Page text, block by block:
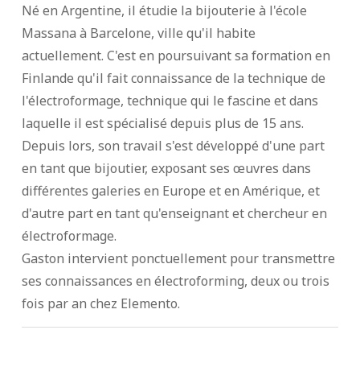
Né en Argentine, il étudie la bijouterie à l'école
Massana à Barcelone, ville qu'il habite
actuellement. C'est en poursuivant sa formation en
Finlande qu'il fait connaissance de la technique de
l'électroformage, technique qui le fascine et dans
laquelle il est spécialisé depuis plus de 15 ans.
Depuis lors, son travail s'est développé d'une part
en tant que bijoutier, exposant ses œuvres dans
différentes galeries en Europe et en Amérique, et
d'autre part en tant qu'enseignant et chercheur en
électroformage.
Gaston intervient ponctuellement pour transmettre
ses connaissances en électroforming, deux ou trois
fois par an chez Elemento.